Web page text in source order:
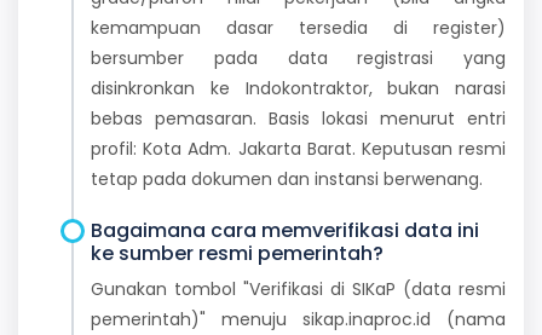
kemampuan dasar tersedia di register)
bersumber pada data registrasi yang
disinkronkan ke Indokontraktor, bukan narasi
bebas pemasaran. Basis lokasi menurut entri
profil: Kota Adm. Jakarta Barat. Keputusan resmi
tetap pada dokumen dan instansi berwenang.
Bagaimana cara memverifikasi data ini
ke sumber resmi pemerintah?
Gunakan tombol "Verifikasi di SIKaP (data resmi
pemerintah)" menuju sikap.inaproc.id (nama